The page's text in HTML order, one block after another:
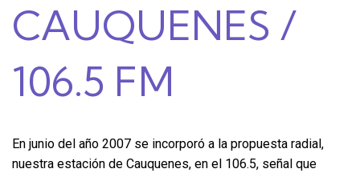
CAUQUENES /
106.5 FM
En junio del año 2007 se incorporó a la propuesta radial,
nuestra estación de Cauquenes, en el 106.5, señal que